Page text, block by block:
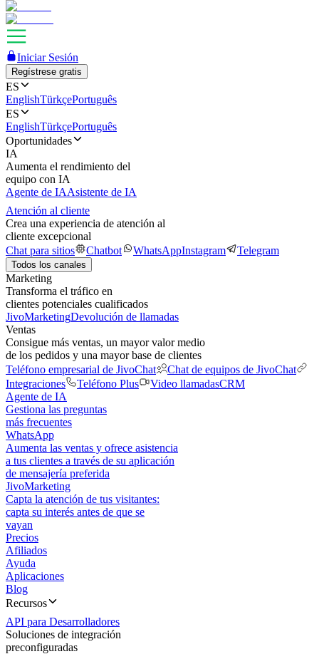
Iniciar Sesión
Regístrese gratis
ES
EnglishTürkçePortuguês
ES
EnglishTürkçePortuguês
Oportunidades
IA
Aumenta el rendimiento del
equipo con IA
Agente de IAAsistente de IA
Atención al cliente
Crea una experiencia de atención al
cliente excepcional
Chat para sitios
Chatbot WhatsAppInstagram Telegram
Todos los canales
Marketing
Transforma el tráfico en
clientes potenciales cualificados
JivoMarketingDevolución de llamadas
Ventas
Consigue más ventas, un mayor valor medio
de los pedidos y una mayor base de clientes
Teléfono empresarial de JivoChat
Chat de equipos de JivoChat
Integraciones
Teléfono Plus Video llamadasCRM
Agente de IA
Gestiona las preguntas
más frecuentes
WhatsApp
Aumenta las ventas y ofrece asistencia
a tus clientes a través de su aplicación
de mensajería preferida
JivoMarketing
Capta la atención de tus visitantes:
capta su interés antes de que se
vayan
Precios
Afiliados
Ayuda
Aplicaciones
Blog
Recursos
API para Desarrolladores
Soluciones de integración
preconfiguradas